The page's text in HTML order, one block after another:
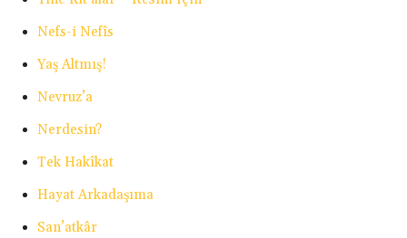
Nefs-i Nefîs
Yaş Altmış!
Nevruz’a
Nerdesin?
Tek Hakîkat
Hayat Arkadaşıma
San’atkâr